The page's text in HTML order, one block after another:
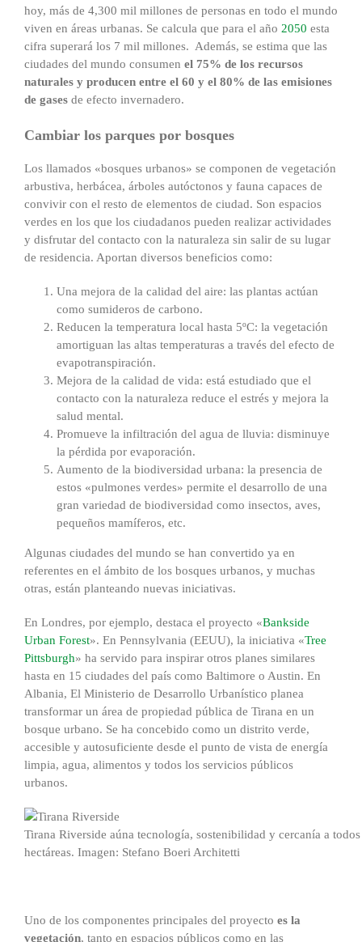
hoy, más de 4,300 mil millones de personas en todo el mundo
viven en áreas urbanas. Se calcula que para el año 2050 esta
cifra superará los 7 mil millones. Además, se estima que las
ciudades del mundo consumen el 75% de los recursos
naturales y producen entre el 60 y el 80% de las emisiones
de gases de efecto invernadero.
Cambiar los parques por bosques
Los llamados «bosques urbanos» se componen de vegetación
arbustiva, herbácea, árboles autóctonos y fauna capaces de
convivir con el resto de elementos de ciudad. Son espacios
verdes en los que los ciudadanos pueden realizar actividades
y disfrutar del contacto con la naturaleza sin salir de su lugar
de residencia. Aportan diversos beneficios como:
Una mejora de la calidad del aire: las plantas actúan
como sumideros de carbono.
Reducen la temperatura local hasta 5ºC: la vegetación
amortiguan las altas temperaturas a través del efecto de
evapotranspiración.
Mejora de la calidad de vida: está estudiado que el
contacto con la naturaleza reduce el estrés y mejora la
salud mental.
Promueve la infiltración del agua de lluvia: disminuye
la pérdida por evaporación.
Aumento de la biodiversidad urbana: la presencia de
estos «pulmones verdes» permite el desarrollo de una
gran variedad de biodiversidad como insectos, aves,
pequeños mamíferos, etc.
Algunas ciudades del mundo se han convertido ya en
referentes en el ámbito de los bosques urbanos, y muchas
otras, están planteando nuevas iniciativas.
En Londres, por ejemplo, destaca el proyecto «Bankside
Urban Forest». En Pennsylvania (EEUU), la iniciativa «Tree
Pittsburgh» ha servido para inspirar otros planes similares
hasta en 15 ciudades del país como Baltimore o Austin. En
Albania, El Ministerio de Desarrollo Urbanístico planea
transformar un área de propiedad pública de Tirana en un
bosque urbano. Se ha concebido como un distrito verde,
accesible y autosuficiente desde el punto de vista de energía
limpia, agua, alimentos y todos los servicios públicos
urbanos.
Tirana Riverside aúna tecnología, sostenibilidad y cercanía a
hectáreas. Imagen: Stefano Boeri Architetti
Uno de los componentes principales del proyecto es la
vegetación, tanto en espacios públicos como en las